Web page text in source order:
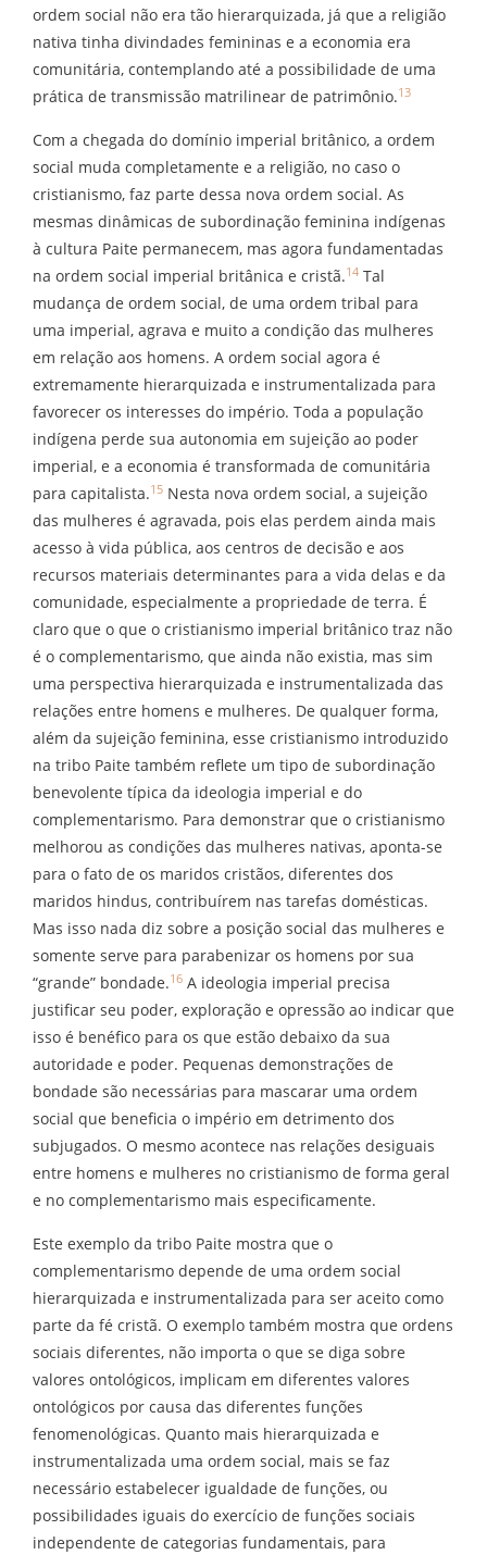
ordem social não era tão hierarquizada, já que a religião
nativa tinha divindades femininas e a economia era
comunitária, contemplando até a possibilidade de uma
prática de transmissão matrilinear de patrimônio.13
Com a chegada do domínio imperial britânico, a ordem
social muda completamente e a religião, no caso o
cristianismo, faz parte dessa nova ordem social. As
mesmas dinâmicas de subordinação feminina indígenas
à cultura Paite permanecem, mas agora fundamentadas
na ordem social imperial britânica e cristã.14 Tal
mudança de ordem social, de uma ordem tribal para
uma imperial, agrava e muito a condição das mulheres
em relação aos homens. A ordem social agora é
extremamente hierarquizada e instrumentalizada para
favorecer os interesses do império. Toda a população
indígena perde sua autonomia em sujeição ao poder
imperial, e a economia é transformada de comunitária
para capitalista.15 Nesta nova ordem social, a sujeição
das mulheres é agravada, pois elas perdem ainda mais
acesso à vida pública, aos centros de decisão e aos
recursos materiais determinantes para a vida delas e da
comunidade, especialmente a propriedade de terra. É
claro que o que o cristianismo imperial britânico traz não
é o complementarismo, que ainda não existia, mas sim
uma perspectiva hierarquizada e instrumentalizada das
relações entre homens e mulheres. De qualquer forma,
além da sujeição feminina, esse cristianismo introduzido
na tribo Paite também reflete um tipo de subordinação
benevolente típica da ideologia imperial e do
complementarismo. Para demonstrar que o cristianismo
melhorou as condições das mulheres nativas, aponta-se
para o fato de os maridos cristãos, diferentes dos
maridos hindus, contribuírem nas tarefas domésticas.
Mas isso nada diz sobre a posição social das mulheres e
somente serve para parabenizar os homens por sua
“grande” bondade.16 A ideologia imperial precisa
justificar seu poder, exploração e opressão ao indicar que
isso é benéfico para os que estão debaixo da sua
autoridade e poder. Pequenas demonstrações de
bondade são necessárias para mascarar uma ordem
social que beneficia o império em detrimento dos
subjugados. O mesmo acontece nas relações desiguais
entre homens e mulheres no cristianismo de forma geral
e no complementarismo mais especificamente.
Este exemplo da tribo Paite mostra que o
complementarismo depende de uma ordem social
hierarquizada e instrumentalizada para ser aceito como
parte da fé cristã. O exemplo também mostra que ordens
sociais diferentes, não importa o que se diga sobre
valores ontológicos, implicam em diferentes valores
ontológicos por causa das diferentes funções
fenomenológicas. Quanto mais hierarquizada e
instrumentalizada uma ordem social, mais se faz
necessário estabelecer igualdade de funções, ou
possibilidades iguais do exercício de funções sociais
independente de categorias fundamentais, para